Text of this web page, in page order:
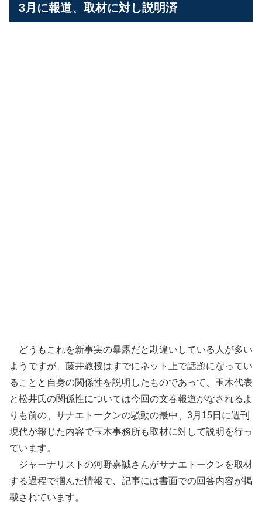
3月に報道、取材に対し説明済
どうもこれを新事実の暴露だと勘違いしている人が多い
ようですが、藤井教授はすでにネット上で話題になってい
ることと自身の関係性を説明したものであって、玉木代表
と松井氏の関係性については今回の文春報道がなされるよ
りも前の、サナエトークンの騒動の最中、3月15日に週刊
現代が報じた内容で玉木事務所も取材に対して説明を行っ
ています。
ジャーナリストの河野嘉誠さんがサナエトークンを取材
する過程で掴んだ情報で、記事には書面での回答内容が掲
載されています。